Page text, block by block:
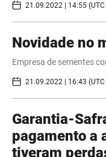
21.09.2022 | 14:55 (UTC
Novidade no
Empresa de sementes
21.09.2022 | 16:43 (UTC
Garantia-
pagamento a
tiveram